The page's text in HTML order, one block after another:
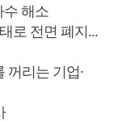
수 해소
로 전면 폐지...
꺼리는 기업·